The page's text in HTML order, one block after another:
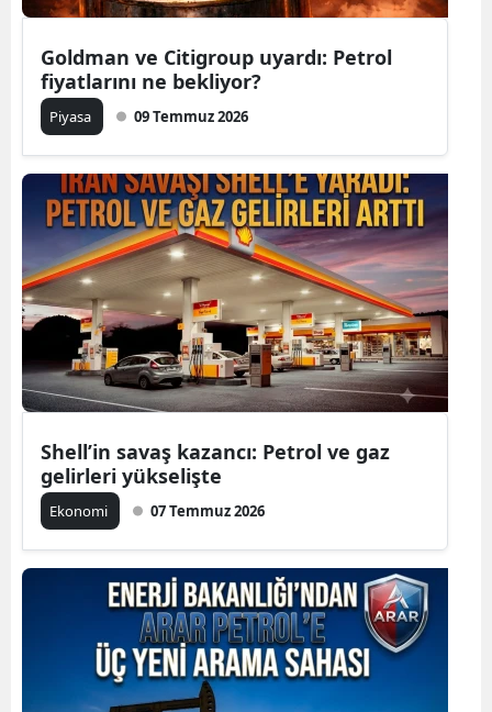
Goldman ve Citigroup uyardı: Petrol
fiyatlarını ne bekliyor?
Piyasa 09 Temmuz 2026
Shell’in savaş kazancı: Petrol ve gaz
gelirleri yükselişte
Ekonomi 07 Temmuz 2026